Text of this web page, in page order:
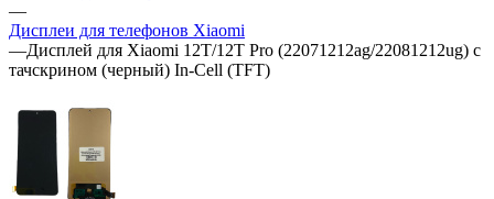
Запчасти для телефонов Xiaomi
—
Дисплеи для телефонов Xiaomi
—Дисплей для Xiaomi 12T/12T Pro (22071212ag/22081212ug) с
тачскрином (черный) In-Cell (TFT)